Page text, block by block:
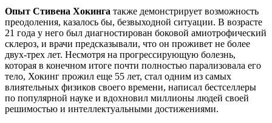
Опыт Стивена Хокинга также демонстрирует возможность
преодоления, казалось бы, безвыходной ситуации. В возрасте
21 года у него был диагностирован боковой амиотрофический
склероз, и врачи предсказывали, что он проживет не более
двух-трех лет. Несмотря на прогрессирующую болезнь,
которая в конечном итоге почти полностью парализовала его
тело, Хокинг прожил еще 55 лет, стал одним из самых
влиятельных физиков своего времени, написал бестселлеры
по популярной науке и вдохновил миллионы людей своей
решимостью и интеллектуальными достижениями.